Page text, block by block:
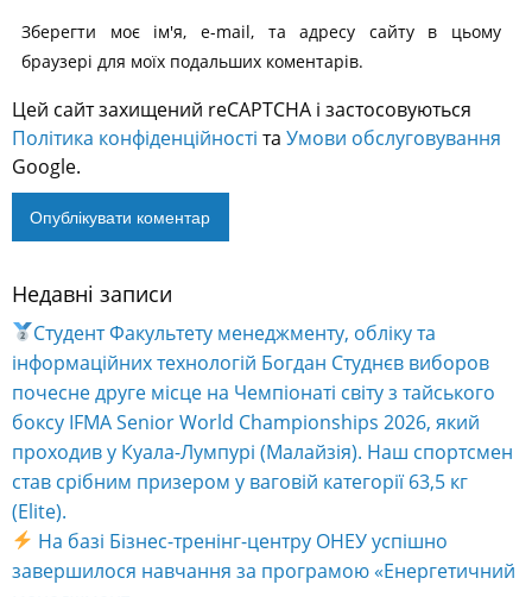
Зберегти моє ім'я, e-mail, та адресу сайту в цьому
браузері для моїх подальших коментарів.
Цей сайт захищений reCAPTCHA і застосовуються
Політика конфіденційності та Умови обслуговування
Google.
Alternative:
Недавні записи
Студент Факультету менеджменту, обліку та
інформаційних технологій Богдан Студнєв виборов
почесне друге місце на Чемпіонаті світу з тайського
боксу IFMA Senior World Championships 2026, який
проходив у Куала-Лумпурі (Малайзія). Наш спортсмен
став срібним призером у ваговій категорії 63,5 кг
(Elite).
На базі Бізнес-тренінг-центру ОНЕУ успішно
завершилося навчання за програмою «Енергетичний